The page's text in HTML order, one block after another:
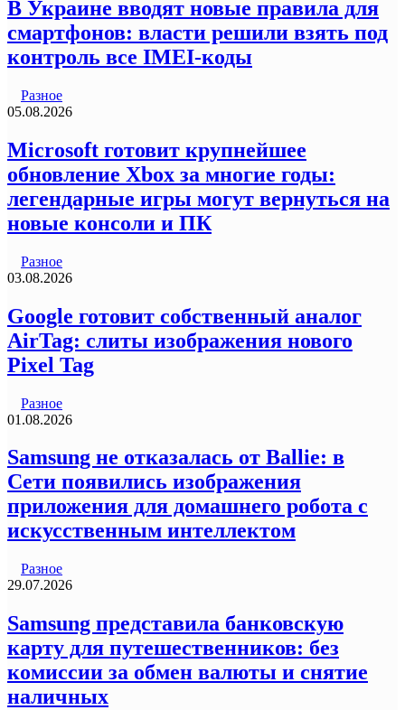
В Украине вводят новые правила для
смартфонов: власти решили взять под
контроль все IMEI-коды
Разное
05.08.2026
Microsoft готовит крупнейшее
обновление Xbox за многие годы:
легендарные игры могут вернуться на
новые консоли и ПК
Разное
03.08.2026
Google готовит собственный аналог
AirTag: слиты изображения нового
Pixel Tag
Разное
01.08.2026
Samsung не отказалась от Ballie: в
Сети появились изображения
приложения для домашнего робота с
искусственным интеллектом
Разное
29.07.2026
Samsung представила банковскую
карту для путешественников: без
комиссии за обмен валюты и снятие
наличных